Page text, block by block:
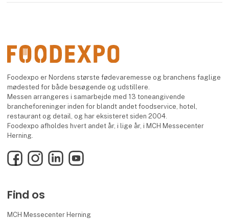
Foodexpo er Nordens største fødevaremesse og branchens faglige
mødested for både besøgende og udstillere.
Messen arrangeres i samarbejde med 13 toneangivende
brancheforeninger inden for blandt andet foodservice, hotel,
restaurant og detail, og har eksisteret siden 2004.
Foodexpo afholdes hvert andet år, i lige år, i MCH Messecenter
Herning.
FacebookInstagramLinkedInYouTube
Find os
MCH Messecenter Herning